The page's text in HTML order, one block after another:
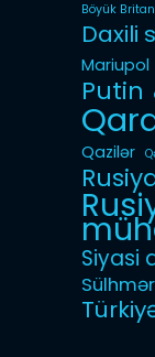
Böyük
Daxili
Mariupol
Putin
Qazilər
Siyasi